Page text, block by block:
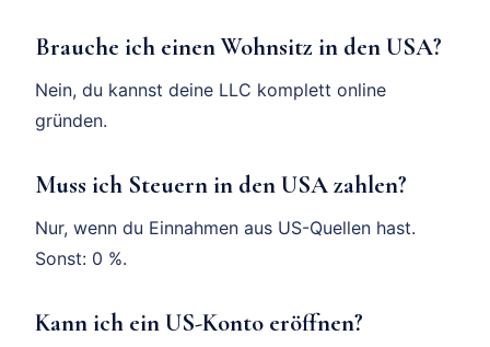
Brauche ich einen Wohnsitz in den USA?
Nein, du kannst deine LLC komplett online
gründen.
Muss ich Steuern in den USA zahlen?
Nur, wenn du Einnahmen aus US-Quellen hast.
Sonst: 0 %.
Kann ich ein US-Konto eröffnen?